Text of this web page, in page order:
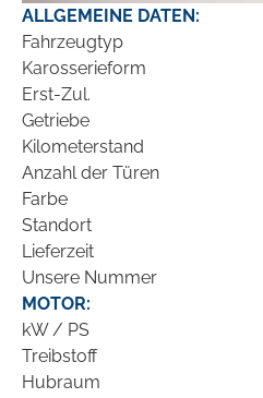
ALLGEMEINE DATEN:
Fahrzeugtyp
Karosserieform
Erst-Zul.
Getriebe
Kilometerstand
Anzahl der Türen
Farbe
Standort
Lieferzeit
Unsere Nummer
MOTOR:
kW / PS
Treibstoff
Hubraum